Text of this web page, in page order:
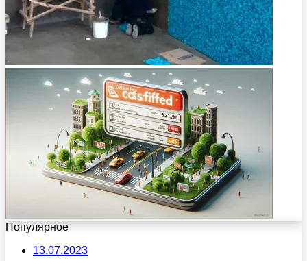
Популярное
13.07.2023